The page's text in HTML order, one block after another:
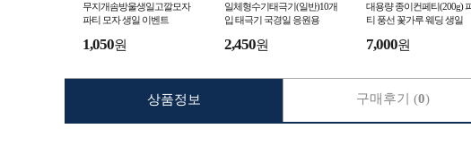
무지개솜방울생일고깔모자
파티 모자 생일 이벤트
1,050원
일체형수기태극기(일반)10개
입 태극기 국경일 응원용
2,450원
대용량 종이컨페티(200g)
티 풍선 꽃가루 웨딩 생일
7,000원
상품정보 구매후기 (0)